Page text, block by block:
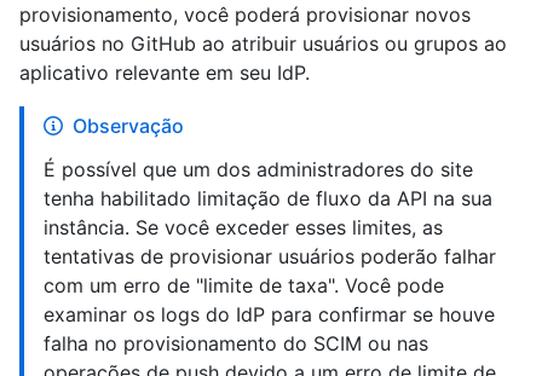
provisionamento, você poderá provisionar novos
usuários no GitHub ao atribuir usuários ou grupos ao
aplicativo relevante em seu IdP.
Observação
É possível que um dos administradores do site
tenha habilitado limitação de fluxo da API na sua
instância. Se você exceder esses limites, as
tentativas de provisionar usuários poderão falhar
com um erro de "limite de taxa". Você pode
examinar os logs do IdP para confirmar se houve
falha no provisionamento do SCIM ou nas